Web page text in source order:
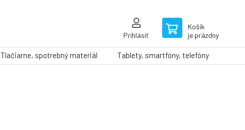
Prihlásiť
Košík
je prázdny
Tlačiarne, spotrebný materiál Tablety, smartfóny, telefóny